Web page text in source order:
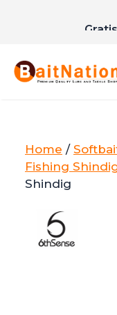
inhoud
Home /
Fishing
Shindig